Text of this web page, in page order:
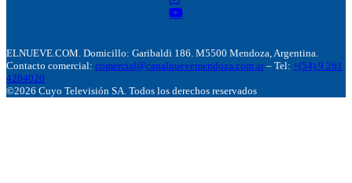
ELNUEVE.COM. Domicillo: Garibaldi 186. M5500 Mendoza, Argentina.
Contacto comercial: comercial@canalnuevemendoza.com.ar – Tel: +(54) 9 261
4204020
©2026 Cuyo Televisión SA. Todos los derechos reservados